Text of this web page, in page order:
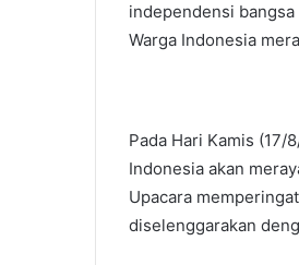
independensi bangsa
Warga Indonesia
Pada Hari Kamis
Indonesia akan
Upacara
diselenggarakan